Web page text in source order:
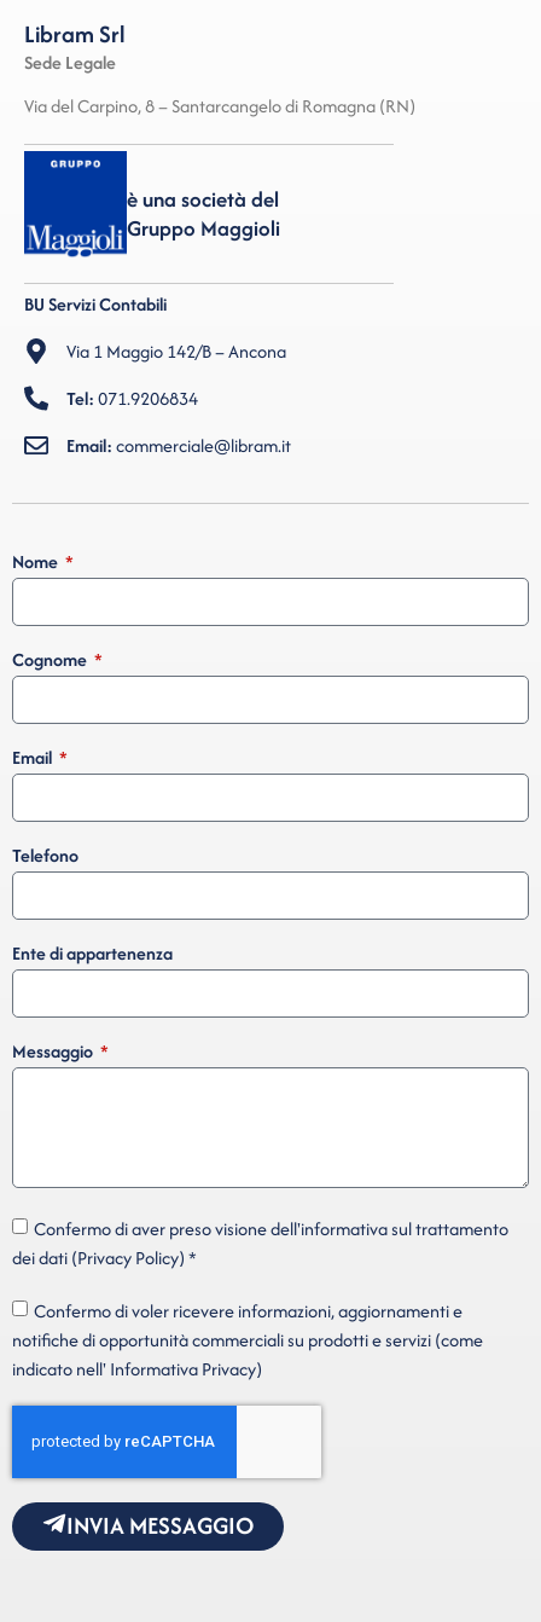
Libram Srl
Sede Legale
Via del Carpino, 8 – Santarcangelo di Romagna (RN)
è una società del
Gruppo Maggioli
BU Servizi Contabili
Via 1 Maggio 142/B – Ancona
Tel:071.9206834
Email:commerciale@libram.it
Nome
Cognome
Email
Telefono
Ente di appartenenza
Messaggio
Confermo di aver preso visione dell'informativa sul trattamento
dei dati (Privacy Policy) *
Confermo di voler ricevere informazioni, aggiornamenti e
notifiche di opportunità commerciali su prodotti e servizi (come
indicato nell' Informativa Privacy)
INVIA MESSAGGIO